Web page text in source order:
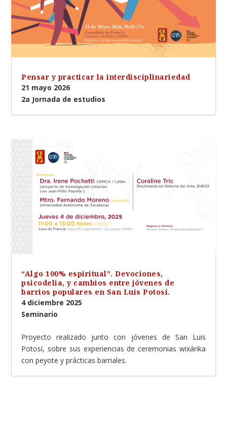
Pensar y practicar la interdisciplinariedad
21 mayo 2026
2a Jornada de estudios
“Algo 100% espiritual”. Devociones,
psicodelia, y cambios entre jóvenes de
barrios populares en San Luis Potosí.
4 diciembre 2025
Seminario
Proyecto realizado junto con jóvenes de San Luis
Potosí, sobre sus experiencias de ceremonias wixárika
con peyote y prácticas barriales.